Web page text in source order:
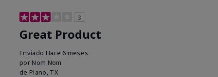
3
Great Product
Enviado Hace 6 meses
por Nom Nom
de Plano, TX